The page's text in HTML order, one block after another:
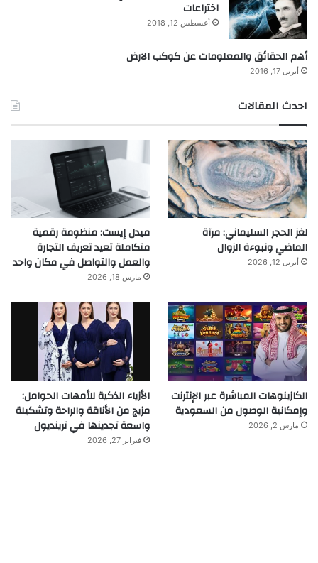
اختراعات
أغسطس 12, 2018
أهم الحقائق والمعلومات عن كوكب الارض
أبريل 17, 2016
احدث المقالات
لغز الحجر السليماني: مرآة
الماضي ونبوءة الزوال
أبريل 12, 2026
ميدل إيست: منظومة رقمية
متكاملة تعيد تعريف التجارة
والعمل والتواصل في مكان واحد
مارس 18, 2026
الكازينوهات المباشرة عبر الإنترنت
وإمكانية الوصول من السعودية
مارس 2, 2026
الأزياء الذكية للأمهات الحوامل:
مزيج من الأناقة والراحة وتشكيلة
واسعة تجدينها في ترينديول
فبراير 27, 2026